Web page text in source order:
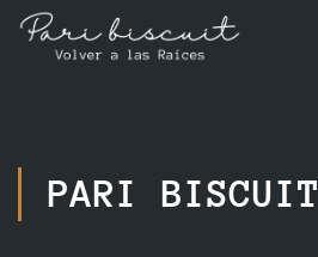
PARI BISCUIT